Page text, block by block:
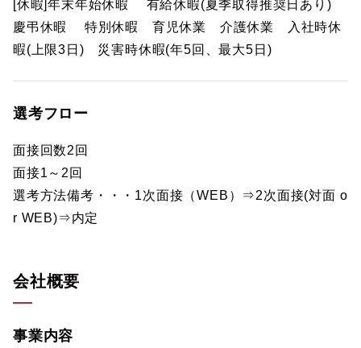
[休暇]年末年始休暇 有給休暇(夏季取得推奨日あり)
慶弔休暇 特別休暇 育児休業 介護休業 入社時休
暇(上限3日) 災害時休暇(年5回、最大5日)
選考フロー
面接回数2回
面接1～2回
選考方法備考・・・1次面接（WEB）⇒2次面接(対面 o
r WEB)⇒内定
会社概要
事業内容